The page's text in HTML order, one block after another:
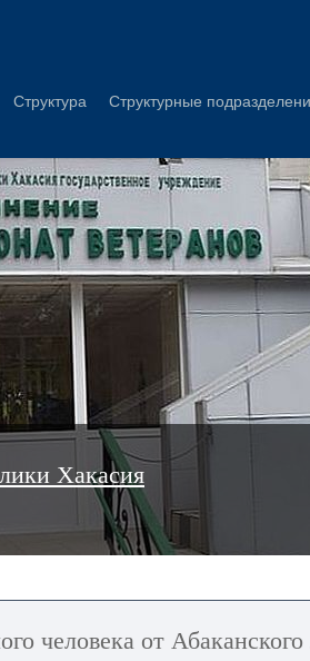
Структура Структурные
Хакасия
человека от Абаканского